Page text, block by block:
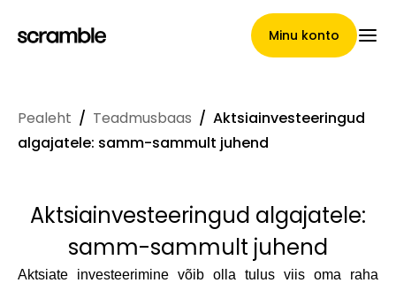
Minu konto
Pealeht
Nõuete loovutamise
tingimused
Pealeht / Teadmusbaas / Aktsiainvesteeringud
algajatele: samm-sammult juhend
Aktsiainvesteeringud algajatele:
samm-sammult juhend
Aktsiate investeerimine võib olla tulus viis oma raha